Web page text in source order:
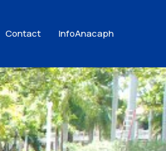
Contact InfoAnacaph